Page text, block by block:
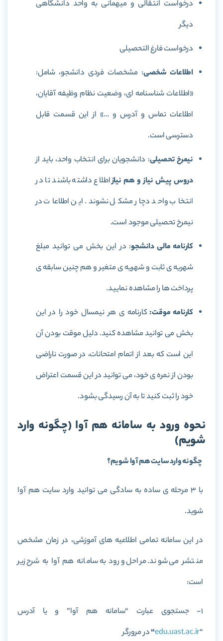
درخواست انتقالی و میهمانی به واحد دانشگاهی
دیگر
درخواست فارغ التحصیلی
اطلاعات شخصی: مشخصات فردی دانشجو، شامل:
«اطلاعات شناسنامه ای، وضعیت نظام وظیفه آقایان،
اطلاعات تماس و آدرس و …» از این قسمت قابل
دسترسی است.
نیمرخ تحصیلی: دانشجویان برای انتخاب واحد، باید از
دروس پیش نیاز و هم نیازاطلاع داشته باشند تا در
انتخاب واحد دچار مشکل نشوند. این اطلاعات در
نیمرخ تحصیلی موجود است.
کارنامه مالی دانشجو: در این بخش می توانید مبلغ
شهریه ی ثابت و شهریه ی متغیر و هم چنین سابقه ی
پرداخت ها را مشاهده نمایید.
کارنامه موقت:کارنامه ی هر نیمسال خود را در این
بخش می توانید مشاهده کنید. دلیل موقت بودن آن
این است که بعد از اتمام امتحانات، در صورت ناراضی
بودن از نمره ی خود، می توانید در این قسمت اعتراض
خود را ثبت کنید تا به آن رسیدگی بشود.
نحوه ورود به سامانه هم آوا (چگونه وارد
شویم)
چگونه وارد سایت هم آوا شویم؟
با 3 مرحله ی ساده به سادگی می توانید وارد سایت هم آوا
شوید.
در این سامانه تمامی اطلاعیه های آموزشی، در زمان مشخص
منتشر می شوند. مراحل ورود به سامانه هم آوا به شرح زیر
است:
1- جستجوی عبارت “سامانه هم آوا” و یا آدرس
“
edu.uast.ac.ir
“در مرورگر